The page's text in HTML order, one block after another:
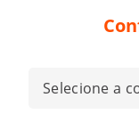
Selecione a